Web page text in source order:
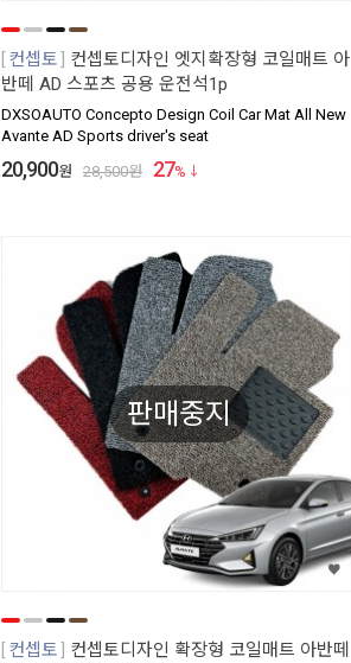
컨셉토
컨셉토디자인 엣지확장형 코일매트 아
반떼 AD 스포츠 공용 운전석1p
DXSOAUTO Concepto Design Coil Car Mat All New
Avante AD Sports driver's seat
20,900원 28,500원 27%
판매중지
컨셉토
컨셉토디자인 확장형 코일매트 아반떼